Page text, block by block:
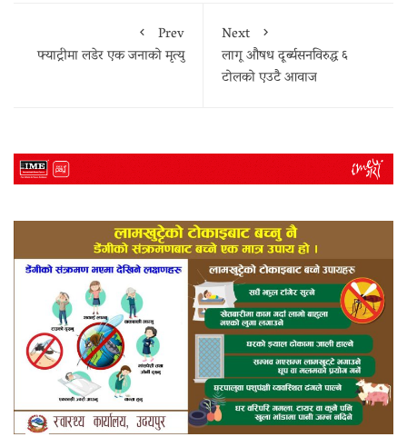
Prev
फ्याट्रीमा लडेर एक जनाको मृत्यु
Next
लागू औषध दूर्ब्यसनविरुद्ध ६
टोलको एउटै आवाज